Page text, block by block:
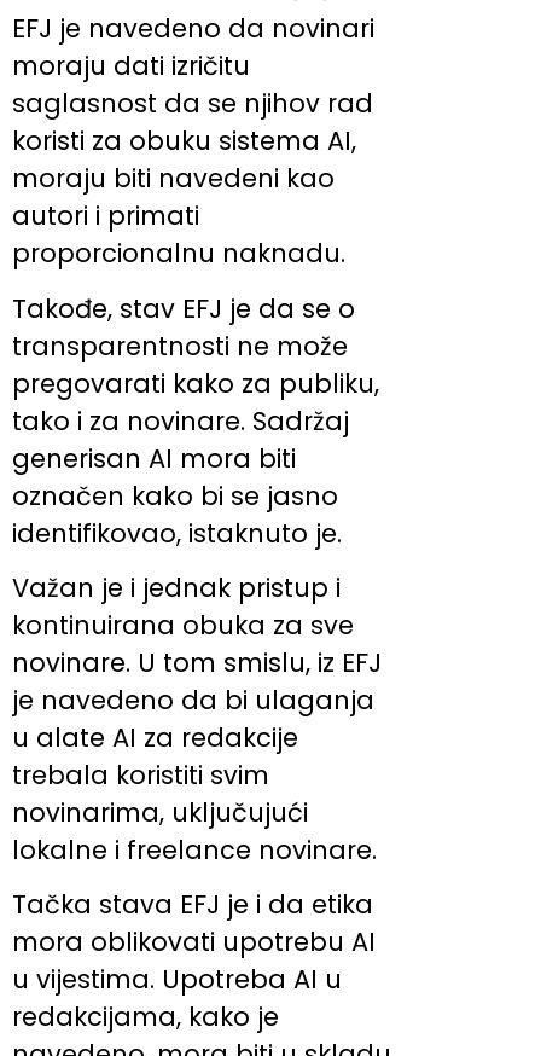
EFJ je navedeno da novinari
moraju dati izričitu
saglasnost da se njihov rad
koristi za obuku sistema AI,
moraju biti navedeni kao
autori i primati
proporcionalnu naknadu.
Takođe, stav EFJ je da se o
transparentnosti ne može
pregovarati kako za publiku,
tako i za novinare. Sadržaj
generisan AI mora biti
označen kako bi se jasno
identifikovao, istaknuto je.
Važan je i jednak pristup i
kontinuirana obuka za sve
novinare. U tom smislu, iz EFJ
je navedeno da bi ulaganja
u alate AI za redakcije
trebala koristiti svim
novinarima, uključujući
lokalne i freelance novinare.
Tačka stava EFJ je i da etika
mora oblikovati upotrebu AI
u vijestima. Upotreba AI u
redakcijama, kako je